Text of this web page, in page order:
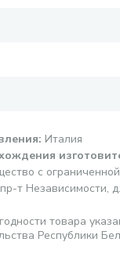
: Италия
с
т Независимости,
товара
Республики